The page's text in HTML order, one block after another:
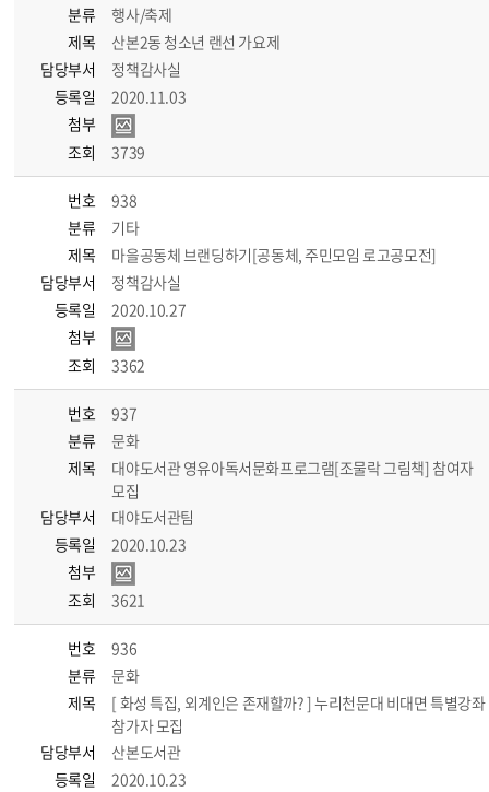
분류
행사/축제
제목
산본2동 청소년 랜선 가요제
담당부서
정책감사실
등록일
2020.11.03
첨부
조회
3739
번호
938
분류
기타
제목
마을공동체 브랜딩하기[공동체, 주민모임 로고공모전]
담당부서
정책감사실
등록일
2020.10.27
첨부
조회
3362
번호
937
분류
문화
제목
대야도서관 영유아독서문화프로그램[조물락 그림책] 참여자
모집
담당부서
대야도서관팀
등록일
2020.10.23
첨부
조회
3621
번호
936
분류
문화
제목
[ 화성 특집, 외계인은 존재할까? ] 누리천문대 비대면 특별강좌
참가자 모집
담당부서
산본도서관
등록일
2020.10.23